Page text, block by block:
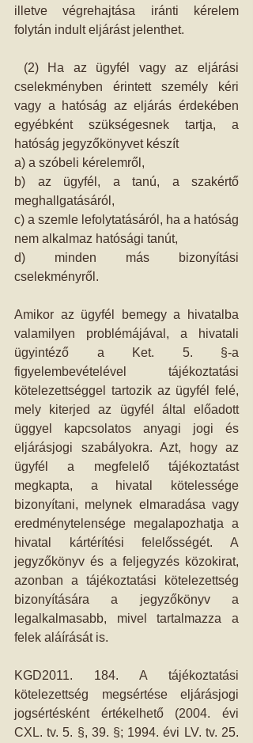
illetve végrehajtása iránti kérelem
folytán indult eljárást jelenthet.
cselekményben érintett személy kéri
vagy a hatóság az eljárás érdekében
egyébként szükségesnek tartja, a
hatóság jegyzőkönyvet készít
a) a szóbeli kérelemről,
b) az ügyfél, a tanú, a szakértő
meghallgatásáról,
c) a szemle lefolytatásáról, ha a hatóság
nem alkalmaz hatósági tanút,
d) minden más bizonyítási
cselekményről.
Amikor az ügyfél bemegy a hivatalba
valamilyen problémájával, a hivatali
ügyintéző a Ket. 5. §-a
figyelembevételével tájékoztatási
kötelezettséggel tartozik az ügyfél felé,
mely kiterjed az ügyfél által előadott
üggyel kapcsolatos anyagi jogi és
eljárásjogi szabályokra. Azt, hogy az
ügyfél a megfelelő tájékoztatást
megkapta, a hivatal kötelessége
bizonyítani, melynek elmaradása vagy
eredménytelensége megalapozhatja a
hivatal kártérítési felelősségét. A
jegyzőkönyv és a feljegyzés közokirat,
azonban a tájékoztatási kötelezettség
bizonyítására a jegyzőkönyv a
legalkalmasabb, mivel tartalmazza a
felek aláírását is.
KGD2011. 184. A tájékoztatási
kötelezettség megsértése eljárásjogi
jogsértésként értékelhető (2004. évi
CXL. tv. 5. §, 39. §; 1994. évi LV. tv. 25.